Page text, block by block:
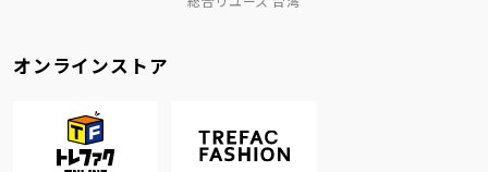
オンラインストア